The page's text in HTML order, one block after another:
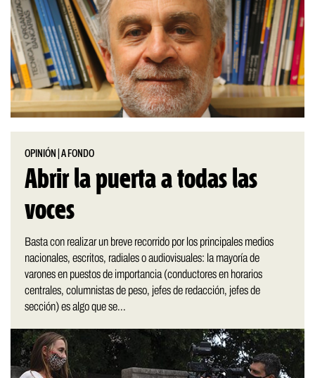
OPINIÓN |A FONDO
Abrir la puerta a todas las
voces
Basta con realizar un breve recorrido por los principales medios
nacionales, escritos, radiales o audiovisuales: la mayoría de
varones en puestos de importancia (conductores en horarios
centrales, columnistas de peso, jefes de redacción, jefes de
sección) es algo que se...